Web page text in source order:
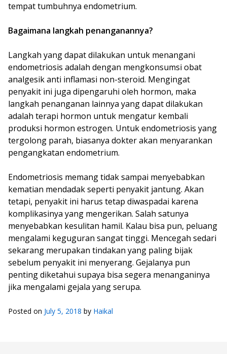
tempat tumbuhnya endometrium.
Bagaimana langkah penanganannya?
Langkah yang dapat dilakukan untuk menangani
endometriosis adalah dengan mengkonsumsi obat
analgesik anti inflamasi non-steroid. Mengingat
penyakit ini juga dipengaruhi oleh hormon, maka
langkah penanganan lainnya yang dapat dilakukan
adalah terapi hormon untuk mengatur kembali
produksi hormon estrogen. Untuk endometriosis yang
tergolong parah, biasanya dokter akan menyarankan
pengangkatan endometrium.
Endometriosis memang tidak sampai menyebabkan
kematian mendadak seperti penyakit jantung. Akan
tetapi, penyakit ini harus tetap diwaspadai karena
komplikasinya yang mengerikan. Salah satunya
menyebabkan kesulitan hamil. Kalau bisa pun, peluang
mengalami keguguran sangat tinggi. Mencegah sedari
sekarang merupakan tindakan yang paling bijak
sebelum penyakit ini menyerang. Gejalanya pun
penting diketahui supaya bisa segera menanganinya
jika mengalami gejala yang serupa.
Posted on July 5, 2018 by Haikal